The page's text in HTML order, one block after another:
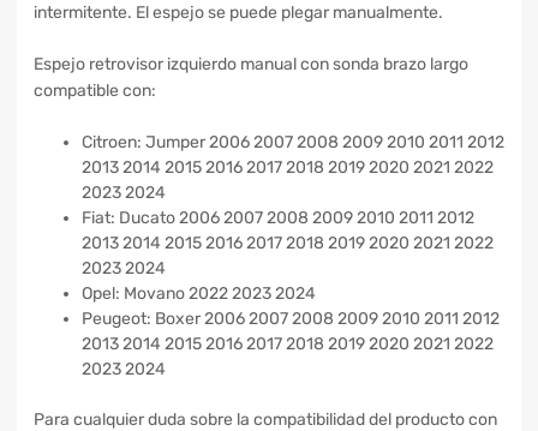
intermitente. El espejo se puede plegar manualmente.
Espejo retrovisor izquierdo manual con sonda brazo largo
compatible con:
Citroen: Jumper 2006 2007 2008 2009 2010 2011 2012
2013 2014 2015 2016 2017 2018 2019 2020 2021 2022
2023 2024
Fiat: Ducato 2006 2007 2008 2009 2010 2011 2012
2013 2014 2015 2016 2017 2018 2019 2020 2021 2022
2023 2024
Opel: Movano 2022 2023 2024
Peugeot: Boxer 2006 2007 2008 2009 2010 2011 2012
2013 2014 2015 2016 2017 2018 2019 2020 2021 2022
2023 2024
Para cualquier duda sobre la compatibilidad del producto con